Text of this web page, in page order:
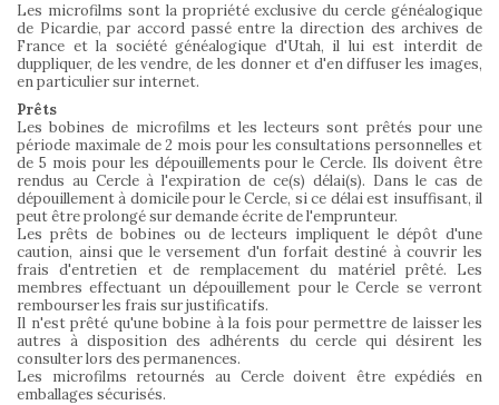
Les microfilms sont la propriété exclusive du cercle généalogique
de Picardie, par accord passé entre la direction des archives de
France et la société généalogique d'Utah, il lui est interdit de
duppliquer, de les vendre, de les donner et d'en diffuser les images,
en particulier sur internet.
Prêts
Les bobines de microfilms et les lecteurs sont prêtés pour une
période maximale de 2 mois pour les consultations personnelles et
de 5 mois pour les dépouillements pour le Cercle. Ils doivent être
rendus au Cercle à l'expiration de ce(s) délai(s). Dans le cas de
dépouillement à domicile pour le Cercle, si ce délai est insuffisant, il
peut être prolongé sur demande écrite de l'emprunteur.
Les prêts de bobines ou de lecteurs impliquent le dépôt d'une
caution, ainsi que le versement d'un forfait destiné à couvrir les
frais d'entretien et de remplacement du matériel prêté. Les
membres effectuant un dépouillement pour le Cercle se verront
rembourser les frais sur justificatifs.
Il n'est prêté qu'une bobine à la fois pour permettre de laisser les
autres à disposition des adhérents du cercle qui désirent les
consulter lors des permanences.
Les microfilms retournés au Cercle doivent être expédiés en
emballages sécurisés.